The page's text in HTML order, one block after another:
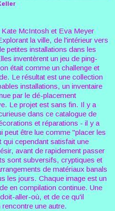
McIntosh et Eva Meyer
la ville, de l'intérieur vers
petites installations dans les
inventèrent un jeu de ping-
était comme un challenge et
Le résultat est une collection
installations, un inventaire
par le dé-placement
Le projet est sans fin. Il y a
dans ce catalogue de
et réparations - il y a
peut être lue comme "placer les
cependant satisfait une
avant de rapidement passer
sont subversifs, cryptiques et
de matériaux banals
les jours. Chaque image est un
en compilation continue. Une
aller-où, et de ce qu'il
une autre.